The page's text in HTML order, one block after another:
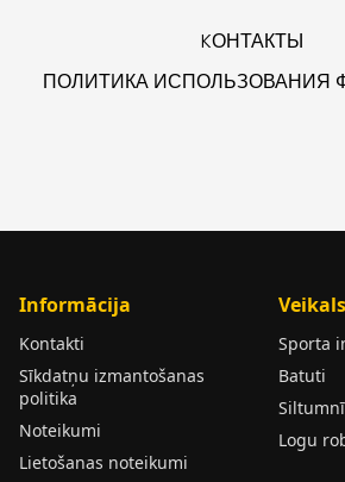
KОНТАКТЫ
ПОЛИТИКА ИСПОЛЬЗОВАНИЯ
Informācija
Kontakti
Sīkdatņu izmantošanas
politika
Noteikumi
Lietošanas noteikumi
Veikals
Sporta
Batuti
Logu